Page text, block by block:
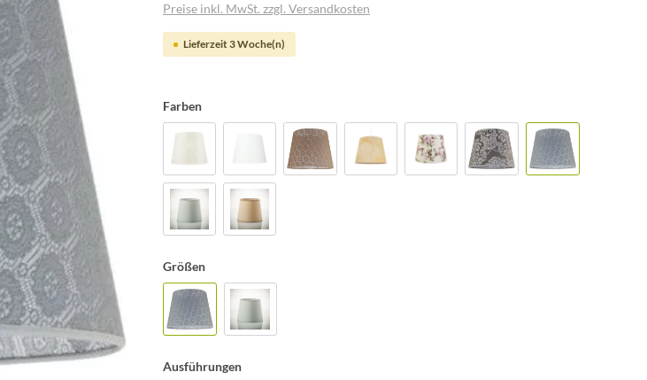
Preise inkl. MwSt. zzgl. Versandkosten
Lieferzeit 3 Woche(n)
Farben
Größen
Ausführungen